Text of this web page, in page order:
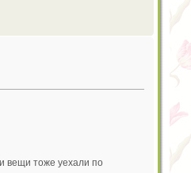
вещи тоже уехали по